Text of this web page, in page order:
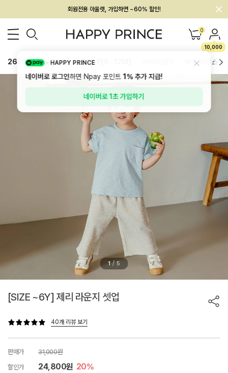
멤버십 최대 28,000원 혜택
0
10,000
26SS 신상 BEST BABY[6~12M] 하의/레깅스
1 / 5
[SIZE ~6Y] 제리 라운지 셋업
40개 리뷰 보기
판매가
31,000원
할인가
24,800원 20%
HAPPY PRINCE
네이버로 로그인하면 Npay 포인트1%추가 지급!
네이버로 1초 가입하기